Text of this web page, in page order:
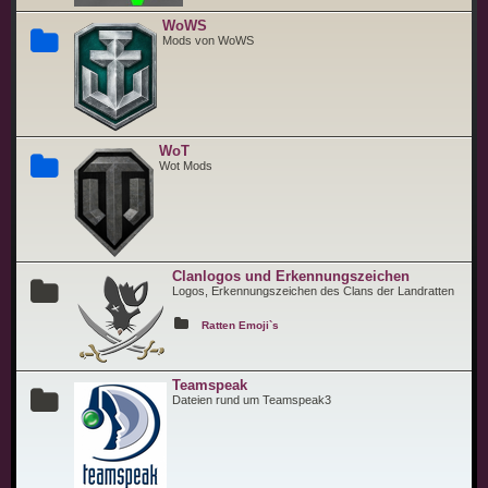
WoWS
Mods von WoWS
WoT
Wot Mods
Clanlogos und Erkennungszeichen
Logos, Erkennungszeichen des Clans der Landratten
Ratten Emoji`s
Teamspeak
Dateien rund um Teamspeak3